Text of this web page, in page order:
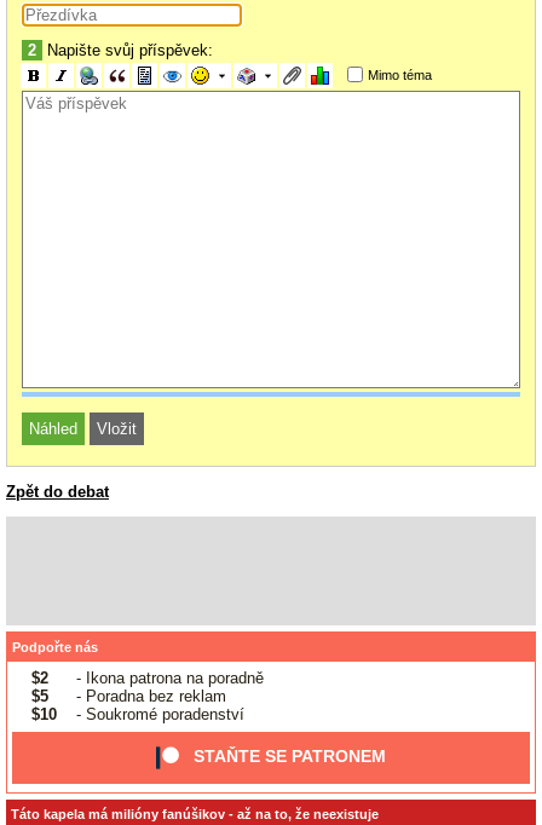
2 Napište svůj příspěvek:
Mimo téma
Zpět do debat
Podpořte nás
$2
- Ikona patrona na poradně
$5
- Poradna bez reklam
$10
- Soukromé poradenství
STAŇTE SE PATRONEM
Táto kapela má milióny fanúšikov - až na to, že neexistuje